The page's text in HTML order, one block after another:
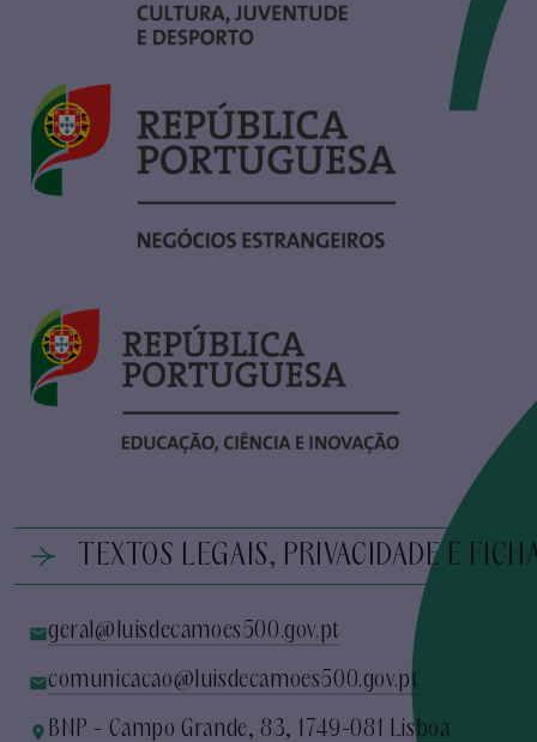
TEXTOS LEGAIS, PRIVACIDADE E
geral@luisdecamoes500.gov.pt
comunicacao@luisdecamoes500.gov.pt
BNP - Campo Grande, 83, 1749-081 Lisboa